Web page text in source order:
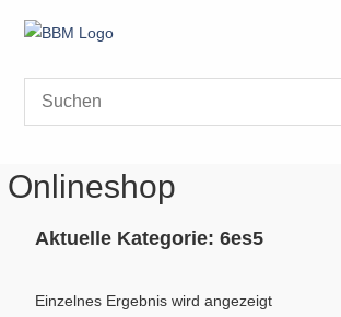
Inhalt
Onlineshop
Aktuelle Kategorie: 6es5
Einzelnes Ergebnis wird angezeigt